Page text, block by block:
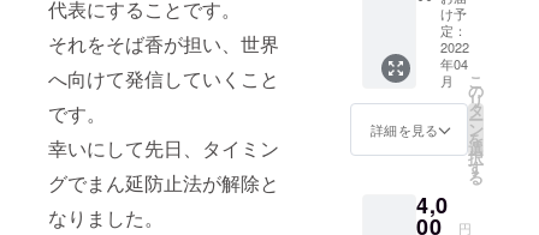
代表にすることです。
それをそば香が担い、世界
へ向けて発信していくこと
です。
幸いにして先日、タイミン
グでまん延防止法が解除と
なりました。
でごは
んセッ
トをご
提供す
ること
もでき
ます。
日〜22
年9月30
大晦日
10,000
食売れ
るそば
・つゆ
もセッ
トで楽
しめる
け予
定：
2022
年04
月
詳細を見る
こ
の
リ
タ
ー
ン
を
選
択
す
る
4,0
00 円